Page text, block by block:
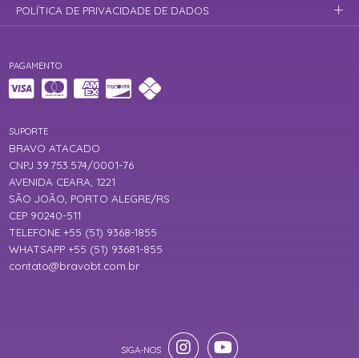
PAGAMENTO
SUPORTE
BRAVO ATACADO
CNPJ 39.753.574/0001-76
AVENIDA CEARA, 1221
SÃO JOÃO, PORTO ALEGRE/RS
CEP 90240-511
TELEFONE +55 (51) 9368-1855
WHATSAPP +55 (51) 93681-855
contato@bravobt.com.br
POLÍTICA DE PRIVACIDADE DE DADOS